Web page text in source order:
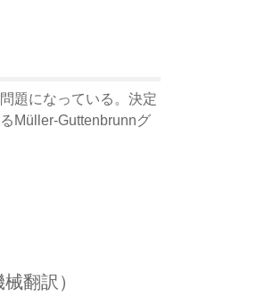
題になっている。決定
Müller-Guttenbrunnグ
翻訳）